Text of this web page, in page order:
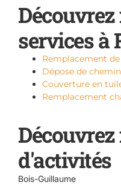
services à
Remplacement
Dépose de
Couverture en
Remplacement
d'activités
Bois-Guillaume